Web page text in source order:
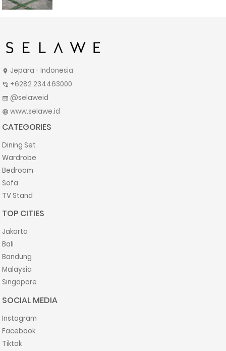
location_on Jepara - Indonesia
phone_in_talk +6282 234463000
web @selaweid
language www.selawe.id
CATEGORIES
Dining Set
Wardrobe
Bedroom
Sofa
TV Stand
TOP CITIES
Jakarta
Bali
Bandung
Malaysia
Singapore
SOCIAL MEDIA
Instagram
Facebook
Tiktok